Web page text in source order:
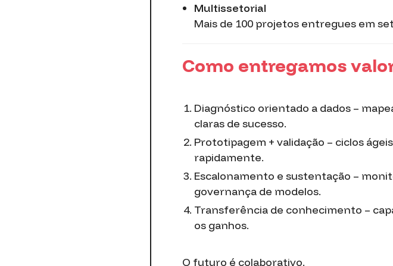
Multissetorial
Mais de 100 projetos entregues em
Como entregamos
Diagnóstico orientado a dados –
claras de sucesso.
Prototipagem + validação – ciclos
rapidamente.
Escalonamento e sustentação –
governança de modelos.
Transferência de conhecimento –
os ganhos.
O futuro é colaborativo.